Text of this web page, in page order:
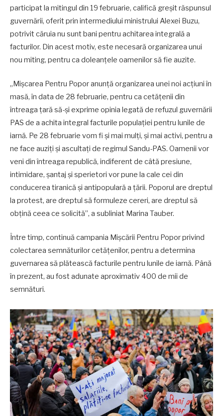
participat la mitingul din 19 februarie, califică greșit răspunsul
guvernării, oferit prin intermediului ministrului Alexei Buzu,
potrivit căruia nu sunt bani pentru achitarea integrală a
facturilor. Din acest motiv, este necesară organizarea unui
nou miting, pentru ca doleanțele oamenilor să fie auzite.
„Mișcarea Pentru Popor anunță organizarea unei noi acțiuni în
masă, în data de 28 februarie, pentru ca cetățenii din
întreaga țară să-și exprime opinia legată de refuzul guvernării
PAS de a achita integral facturile populației pentru lunile de
iarnă. Pe 28 februarie vom fi și mai mulți, și mai activi, pentru a
ne face auziți și ascultați de regimul Sandu-PAS. Oamenii vor
veni din întreaga republică, indiferent de câtă presiune,
intimidare, șantaj și sperietori vor pune la cale cei din
conducerea tiranică și antipopulară a țării. Poporul are dreptul
la protest, are dreptul să formuleze cereri, are dreptul să
obțină ceea ce solicită”, a subliniat Marina Tauber.
Între timp, continuă campania Mișcării Pentru Popor privind
colectarea semnăturilor cetățenilor, pentru a determina
guvernarea să plătească facturile pentru lunile de iarnă. Până
în prezent, au fost adunate aproximativ 400 de mii de
semnături.